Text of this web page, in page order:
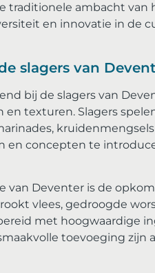
traditionele ambacht van
en innovatie in de
slagers van
bij de slagers van
texturen. Slagers
en concepten te
van Deventer is de
vlees, gedroogde
met hoogwaardige
toevoeging zijn